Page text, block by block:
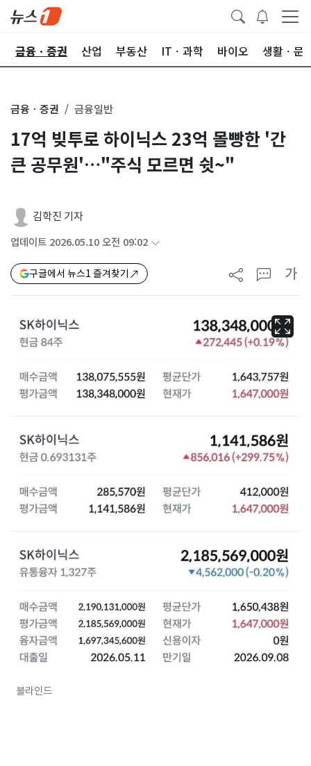
금융ㆍ증권 산업 부동산 ITㆍ과학 바이오 생활ㆍ문
금융ㆍ증권 금융일반
17억 빚투로 하이닉스 23억 몰빵한 '간
큰 공무원'…"주식 모르면 쉿~"
김학진 기자
업데이트 2026.05.10 오전 09:02
구글에서 뉴스1 즐겨찾기 가
블라인드